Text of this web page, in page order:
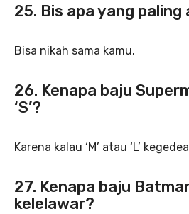
25. Bis apa yang paling
Bisa nikah sama kamu.
26. Kenapa baju
‘S’?
Karena kalau ‘M’ atau ‘L’
27. Kenapa baju
kelelawar?